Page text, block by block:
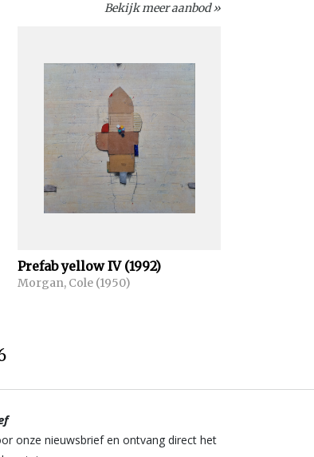
Bekijk meer aanbod »
Prefab yellow IV (1992)
Morgan, Cole (1950)
onze nieuwsbrief en ontvang direct het